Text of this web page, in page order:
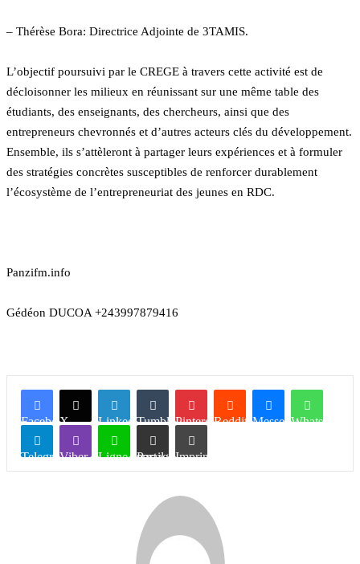
– Thérèse Bora: Directrice Adjointe de 3TAMIS.
L’objectif poursuivi par le CREGE à travers cette activité est de
décloisonner les milieux en réunissant sur une même table des
étudiants, des enseignants, des chercheurs, ainsi que des
entrepreneurs chevronnés et d’autres acteurs clés du développement.
Ensemble, ils s’attèleront à partager leurs expériences et à formuler
des stratégies concrètes susceptibles de renforcer durablement
l’écosystème de l’entrepreneuriat des jeunes en RDC.
Panzifm.info
Gédéon DUCOA +243997879416
Facebook
X LinkedinTumblr PinterestReddit MessengerWhatsApp
TelegramViber Ligne Partager par email Imprimer